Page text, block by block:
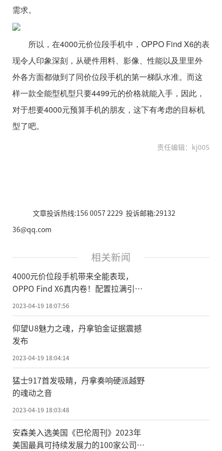
需求。
所以，在4000元价位段手机中，OPPO Find X6的表
现令人印象深刻，从硬件用料、影像、性能以及里里外
外各方面都做到了同价位段手机的第一梯队水准。而这
样一款全能型机型只要4499元的价格就能入手，因此，
对于想要4000元预算手机的朋友，这下有考虑的目标机
型了吧。
责任编辑：kj005
文章投诉热线:156 0057 2229 投诉邮箱:29132
36@qq.com
相关新闻
4000元价位段手机带来全能表现，
OPPO Find X6真内卷！配置拉满引热
议
2023-04-19 18:07:56
仰望U8魅力之魂，丹拿铂金证据震撼
发布
2023-04-19 18:04:14
猛士917首发吸睛，丹拿奏响硬派越野
的魂动之音
2023-04-19 18:03:48
安森美入选美国《巴伦周刊》2023年
美国最具可持续发展力的100家公司榜